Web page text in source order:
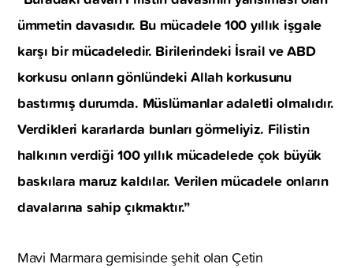
ümmetin davasıdır. Bu mücadele 100 yıllık işgale
karşı bir mücadeledir. Birilerindeki İsrail ve ABD
korkusu onların gönlündeki Allah korkusunu
bastırmış durumda. Müslümanlar adaletli olmalıdır.
Verdikleri kararlarda bunları görmeliyiz. Filistin
halkının verdiği 100 yıllık mücadelede çok büyük
baskılara maruz kaldılar. Verilen mücadele onların
davalarına sahip çıkmaktır.”
Mavi Marmara gemisinde şehit olan Çetin